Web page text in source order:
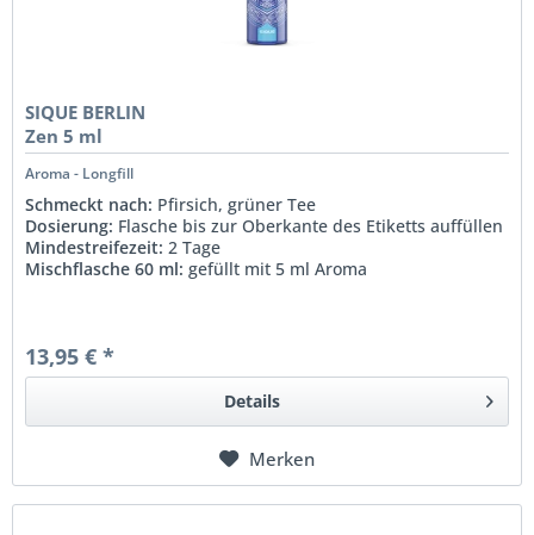
SIQUE BERLIN
Zen 5 ml
Aroma - Longfill
Schmeckt nach: Pfirsich, grüner Tee
Dosierung: Flasche bis zur Oberkante des Etiketts auffüllen
Mindestreifezeit: 2 Tage
Mischflasche 60 ml: gefüllt mit 5 ml Aroma
13,95 € *
Details
Merken